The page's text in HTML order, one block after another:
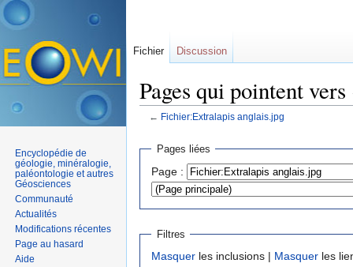
Pages qui pointent
← Fichier:Extralapis anglais.jpg
Pages liées
Page :
Filtres
Masquer les inclusions | Masquer les
Fichier Discussion
Encyclopédie de
géologie, minéralogie,
paléontologie et autres
Géosciences
Communauté
Actualités
Modifications récentes
Page au hasard
Aide